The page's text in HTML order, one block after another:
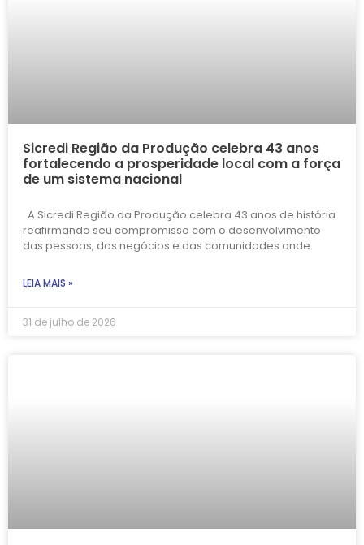
Sicredi Região da Produção celebra 43 anos
fortalecendo a prosperidade local com a força
de um sistema nacional
A Sicredi Região da Produção celebra 43 anos de história
reafirmando seu compromisso com o desenvolvimento
das pessoas, dos negócios e das comunidades onde
LEIA MAIS »
31 de julho de 2026